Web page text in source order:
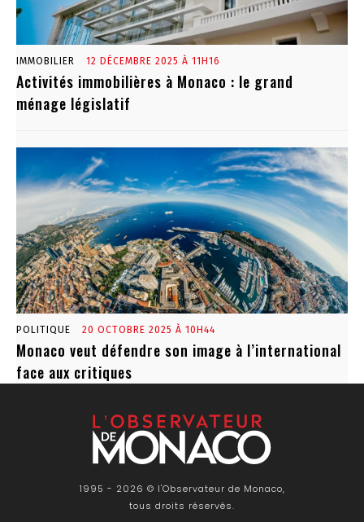
IMMOBILIER 12 DÉCEMBRE 2025 À 11H16
Activités immobilières à Monaco : le grand
ménage législatif
POLITIQUE 20 OCTOBRE 2025 À 10H44
Monaco veut défendre son image à l’international
face aux critiques
1995 - 2026 © l'Observateur de Monaco,
tous droits réservés.